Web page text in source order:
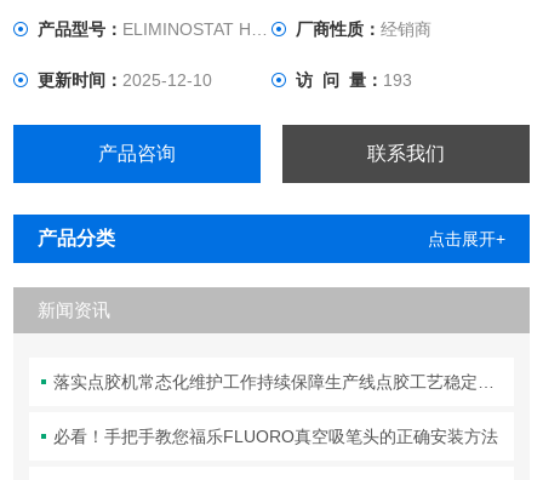
压接头根部到150mm）高压接头：0℃～40℃，SAT-E
产品型号： ELIMINOSTAT HTB 厂商性质： 经销商
更新时间：2025-12-10 访 问 量： 193
产品咨询 联系我们
产品分类 点击展开+
新闻资讯
落实点胶机常态化维护工作持续保障生产线点胶工艺稳定合规
必看！手把手教您福乐FLUORO真空吸笔头的正确安装方法